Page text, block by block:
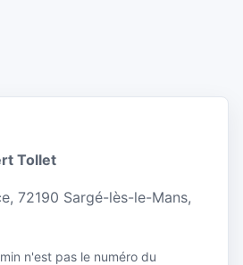
Tollet
72190 Sargé-lès-le-Mans,
n'est pas le numéro du